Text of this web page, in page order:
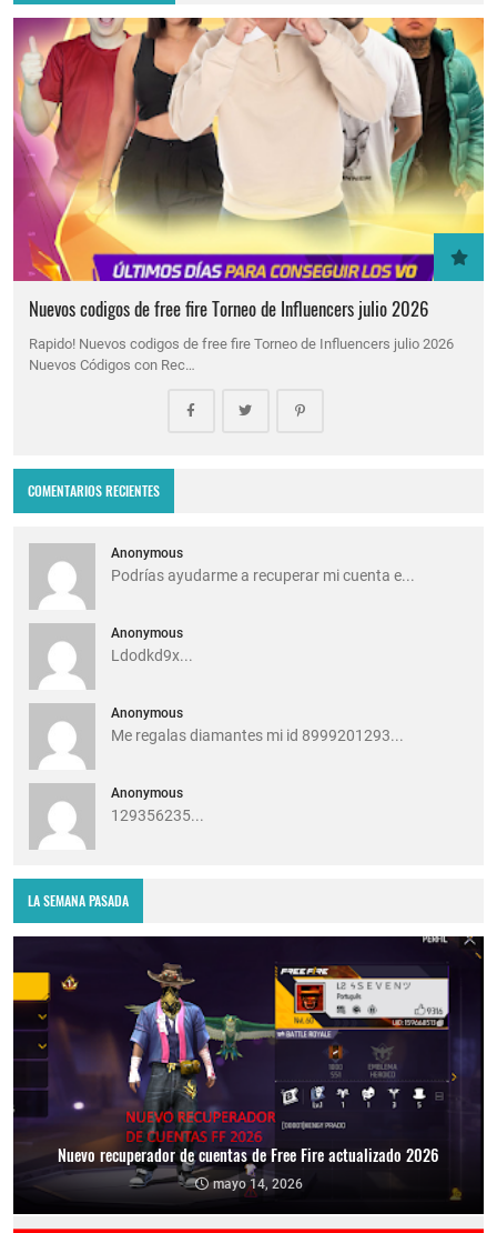
Nuevos codigos de free fire Torneo de Influencers julio 2026
Rapido! Nuevos codigos de free fire Torneo de Influencers julio 2026
Nuevos Códigos con Rec…
COMENTARIOS RECIENTES
Anonymous
Podrías ayudarme a recuperar mi cuenta e...
Anonymous
Ldodkd9x...
Anonymous
Me regalas diamantes mi id 8999201293...
Anonymous
129356235...
LA SEMANA PASADA
Nuevo recuperador de cuentas de Free Fire actualizado 2026
mayo 14, 2026